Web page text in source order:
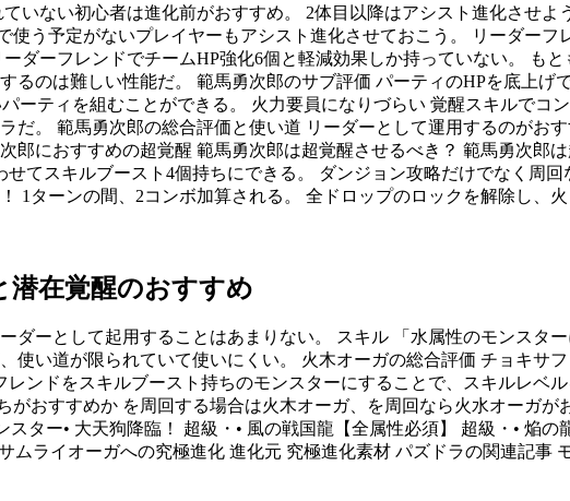
いない初心者は進化前がおすすめ。 2体目以降はアシスト進化させよ
う予定がないプレイヤーもアシスト進化させておこう。 リーダーフ
ダーフレンドでチームHP強化6個と軽減効果しか持っていない。 も
のは難しい性能だ。 範馬勇次郎のサブ評価 パーティのHPを底上げ
ーティを組むことができる。 火力要員になりづらい 覚醒スキルでコ
。 範馬勇次郎の総合評価と使い道 リーダーとして運用するのがお
におすすめの超覚醒 範馬勇次郎は超覚醒させるべき？ 範馬勇次郎
てスキルブースト4個持ちにできる。 ダンジョン攻略だけでなく周回
1ターンの間、2コンボ加算される。 全ドロップのロックを解除し、火
潜在覚醒のおすすめ
ーとして起用することはあまりない。 スキル 「水属性のモンスタ
い道が限られていて使いにくい。 火木オーガの総合評価 チョキサ
ンドをスキルブースト持ちのモンスターにすることで、スキルレベ
おすすめか を周回する場合は火木オーガ、を周回なら火水オーガが
ター• 大天狗降臨！ 超級・• 風の戦国龍【全属性必須】 超級・• 焔の
ライオーガへの究極進化 進化元 究極進化素材 パズドラの関連記事